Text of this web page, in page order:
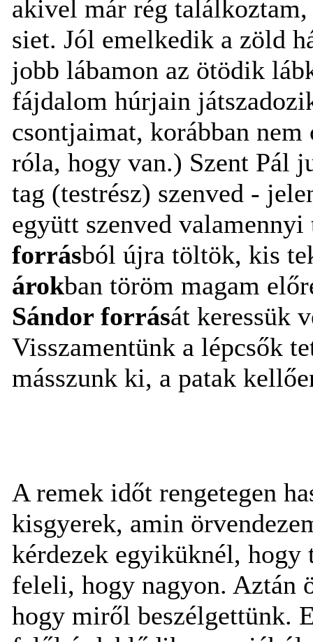
akivel már rég
siet. Jól emelkedik a zöld
jobb lábamon az ötödik
fájdalom húrjain
csontjaimat, korábban
róla, hogy van.) Szent Pál
tag (testrész) szenved -
együtt szenved
forrásból újra töltök, kis
árokban töröm magam
Sándor forrását keressük
Visszamentünk a lépcsők
másszunk ki, a patak
A remek időt rengetegen
kisgyerek, amin
kérdezek egyiküknél,
feleli, hogy nagyon. Aztán
hogy miről beszélgettünk.